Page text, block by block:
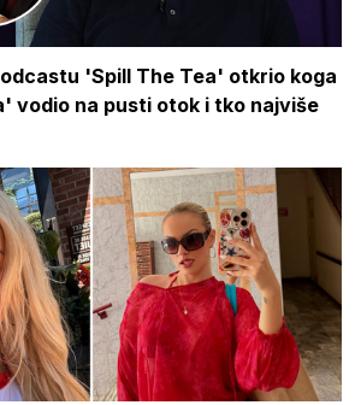
'Spill The Tea' otkrio koga
vodio na pusti otok i tko najviše